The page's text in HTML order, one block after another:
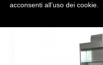
acconsenti all’uso dei cookie.